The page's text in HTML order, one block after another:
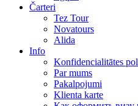
Čarteri
Tez Tour
Novatours
Alida
Info
Konfidencialitātes
Par mums
Рakalpojumi
Klienta karte